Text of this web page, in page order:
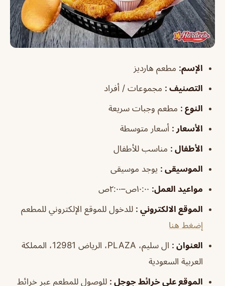
الإسم: مطعم هارديز
التصنيف : مجموعات / أفراد
النوع : مطعم وجبات سريعة
الأسعار : أسعار متوسطة
الأطفال : مناسب للأطفال
الموسيقى : يوجد موسيقى
مواعيد العمل:
الموقع الالكتروني : للدخول للموقع الإلكتروني للمطعم
إضغط هنا
العنوان :
ال سليم، PLAZA، الرياض 12981، المملكة
العربية السعودية
الموقع على خرائط جوجل : للوصول للمطعم عبر خرائط